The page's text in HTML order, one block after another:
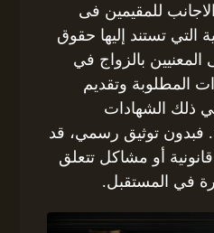
للمقيمين فى
التي تستند إليها حقوق
بالزواج في
المطلوبة وتقديم
في ذلك الشهادات
فبدون توثيق رسمي، قد
أو مشاكل تتعلق
في المستقبل.